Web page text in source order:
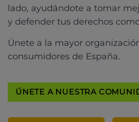
lado, ayudándote a tomar
y defender tus derechos
Únete a la mayor
consumidores de España.
ÚNETE A NUESTRA